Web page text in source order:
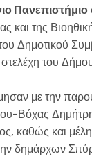
Πανεπιστήμιο
και της
Δημοτικού
του
με την
Βόχας
καθώς και
δημάρχων